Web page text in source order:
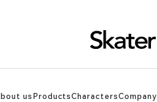
usProductsCharactersCompany